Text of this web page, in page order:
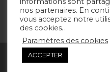
Copyright & copies. 2020 ©
DROITS RÉSERVÉS
nos partenaires. En
vous acceptez notre
des cookies..
Paramètres des cookies
ACCEPTER